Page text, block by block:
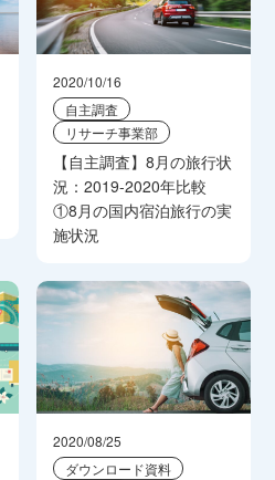
2020/10/16
自主調査
リサーチ事業部
【自主調査】8月の旅行状
況：2019-2020年比較
①8月の国内宿泊旅行の実
施状況
2020/08/25
ダウンロード資料